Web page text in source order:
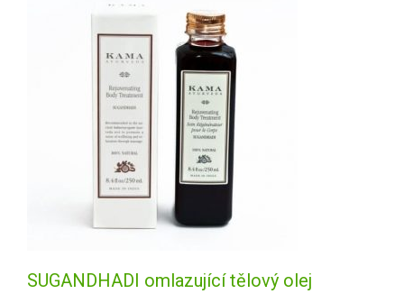
SUGANDHADI omlazující tělový olej